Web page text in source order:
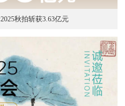
秋拍斩获3.63亿元